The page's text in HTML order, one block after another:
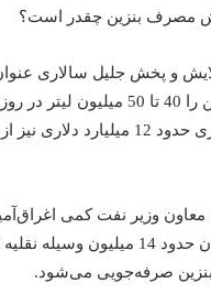
مصرف بنزین چقدر است؟
خودرو فرسوده، می‌توان مصرف
رفع می‌کند بلکه سالانه منجر به
معاون وزیر نفت کمی
صمت و انجمن اسقاط خودرو، در